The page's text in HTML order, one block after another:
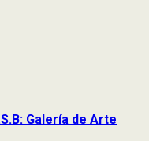
Galería de Arte